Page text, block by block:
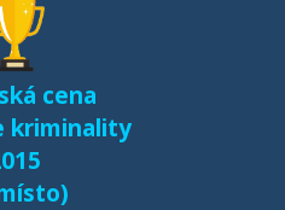
cena
kriminality